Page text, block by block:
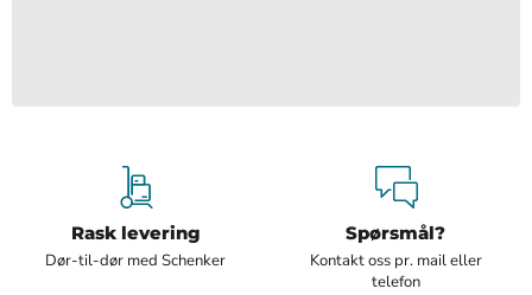
Rask levering
Dør-til-dør med Schenker
Spørsmål?
Kontakt oss pr. mail eller
telefon